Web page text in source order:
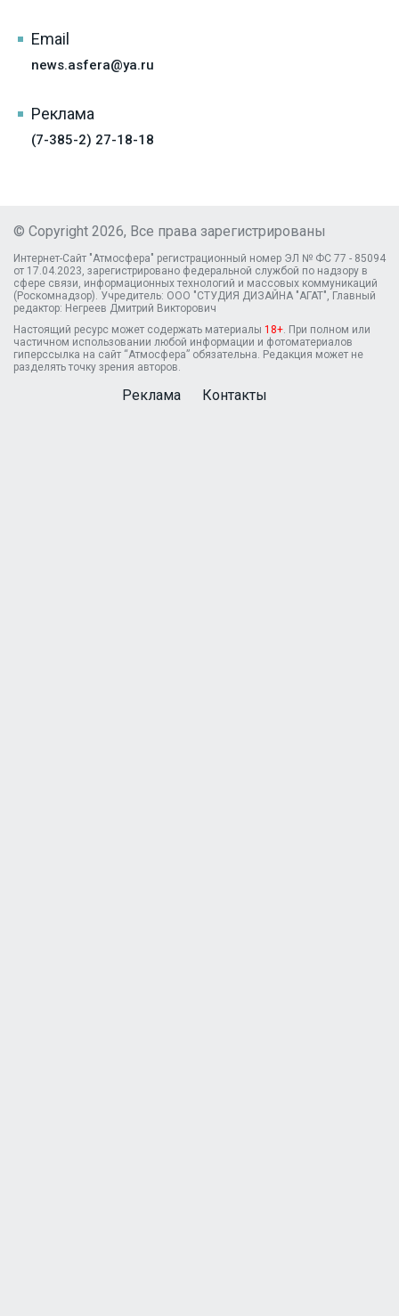
Email
news.asfera@ya.ru
Реклама
(7-385-2) 27-18-18
© Copyright 2026, Все права зарегистрированы
Интернет-Сайт "Атмосфера" регистрационный номер ЭЛ № ФС 77 - 85094
от 17.04.2023, зарегистрировано федеральной службой по надзору в
сфере связи, информационных технологий и массовых коммуникаций
(Роскомнадзор). Учредитель: ООО "СТУДИЯ ДИЗАЙНА "АГАТ", Главный
редактор: Негреев Дмитрий Викторович
Настоящий ресурс может содержать материалы 18+. При полном или
частичном использовании любой информации и фотоматериалов
гиперссылка на сайт “Атмосфера” обязательна. Редакция может не
разделять точку зрения авторов.
Реклама Контакты